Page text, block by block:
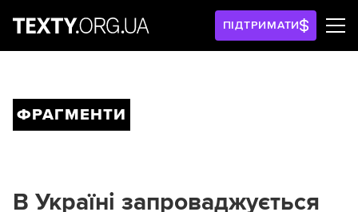
ПІДТРИМАТИ
ФРАГМЕНТИ
В Україні запроваджується